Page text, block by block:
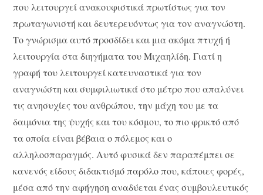
που λειτουργεί ανακουφιστικά πρωτίστως για τον
πρωταγωνιστή και δευτερευόντως για τον αναγνώστη.
Το γνώρισμα αυτό προσδίδει και μια ακόμα πτυχή ή
λειτουργία στα διηγήματα του Μιχαηλίδη. Γιατί η
γραφή του λειτουργεί κατευναστικά για τον
αναγνώστη και συμφιλιωτικά στο μέτρο που απαλύνει
τις ανησυχίες του ανθρώπου, την μάχη του με τα
δαιμόνια της ψυχής και του κόσμου, το πιο φρικτό από
τα οποία είναι βέβαια ο πόλεμος και ο
αλληλοσπαραγμός. Αυτό φυσικά δεν παραπέμπει σε
κανενός είδους διδακτισμό παρόλο που, κάποιες φορές,
μέσα από την αφήγηση αναδύεται ένας συμβουλευτικός